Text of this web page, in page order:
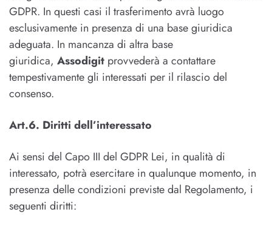
GDPR. In questi casi il trasferimento avrà luogo
esclusivamente in presenza di una base giuridica
adeguata. In mancanza di altra base
giuridica, Assodigit provvederà a contattare
tempestivamente gli interessati per il rilascio del
consenso.
Art.6. Diritti dell’interessato
Ai sensi del Capo III del GDPR Lei, in qualità di
interessato, potrà esercitare in qualunque momento, in
presenza delle condizioni previste dal Regolamento, i
seguenti diritti: